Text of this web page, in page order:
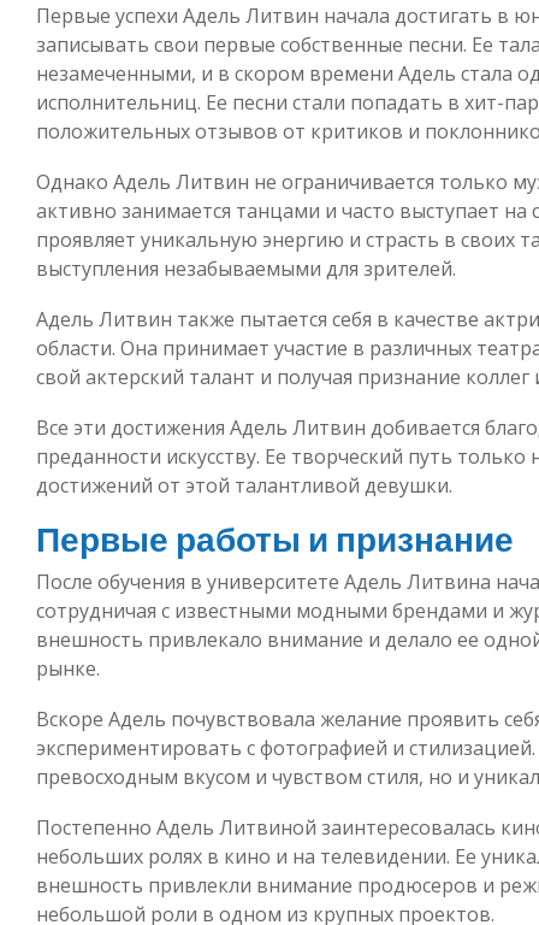
Первые успехи Адель Литвин начала достигать в
записывать свои первые собственные песни. Ее
незамеченными, и в скором времени Адель стала
исполнительниц. Ее песни стали попадать в хит-
положительных отзывов от критиков и
Однако Адель Литвин не ограничивается только
активно занимается танцами и часто выступает
проявляет уникальную энергию и страсть в своих
выступления незабываемыми для зрителей.
Адель Литвин также пытается себя в качестве
области. Она принимает участие в различных
свой актерский талант и получая признание коллег
Все эти достижения Адель Литвин добивается
преданности искусству. Ее творческий путь
достижений от этой талантливой девушки.
Первые работы и признание
После обучения в университете Адель Литвина
сотрудничая с известными модными брендами и
внешность привлекало внимание и делало ее
рынке.
Вскоре Адель почувствовала желание проявить
экспериментировать с фотографией и
превосходным вкусом и чувством стиля, но и
Постепенно Адель Литвиной заинтересовалась
небольших ролях в кино и на телевидении. Ее
внешность привлекли внимание продюсеров и
небольшой роли в одном из крупных проектов.